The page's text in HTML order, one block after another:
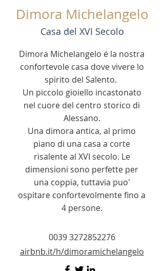
Dimora Michelangelo
Casa del XVI Secolo
Dimora Michelangelo é la nostra
confortevole casa dove vivere lo
spirito del Salento.
Un piccolo gioiello incastonato
nel cuore del centro storico di
Alessano.
Una dimora antica, al primo
piano di una casa a corte
risalente al XVI secolo. Le
dimensioni sono perfette per
una coppia, tuttavia puo'
ospitare confortevolmente fino a
4 persone.
0039 3272852276
airbnb.it/h/dimoramichelangelo